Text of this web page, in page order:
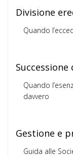
Divisione
Quando
Quando
davvero
Gestione e
Guida alle